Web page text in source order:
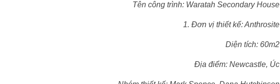
Tên công trình: Waratah Secondary House
1. Đơn vị thiết kế: Anthrosite
Diện tích: 60m2
Địa điểm: Newcastle, Úc